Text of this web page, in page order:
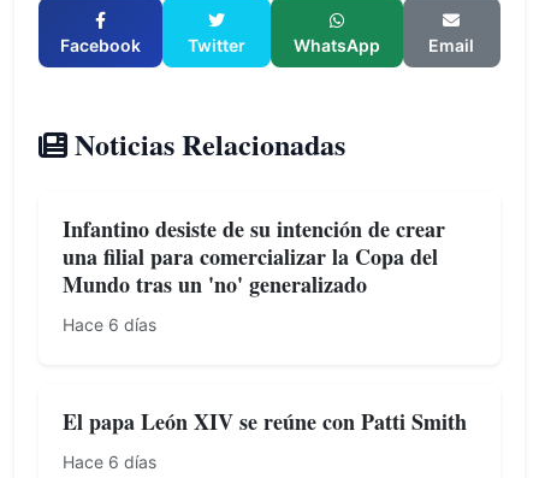
Facebook Twitter WhatsApp Email
Noticias Relacionadas
Infantino desiste de su intención de crear
una filial para comercializar la Copa del
Mundo tras un 'no' generalizado
Hace 6 días
El papa León XIV se reúne con Patti Smith
Hace 6 días